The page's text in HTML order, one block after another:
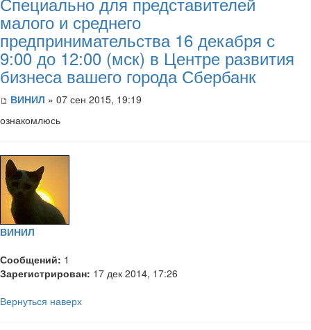
малого и среднего
предпринимательства 16 декабря с
9:00 до 12:00 (мск) в Центре развития
бизнеса вашего города Сбербанк
ВИНИЛ » 07 сен 2015, 19:19
ознакомлюсь
ВИНИЛ
Сообщений: 1
Зарегистрирован: 17 дек 2014, 17:26
Вернуться наверх